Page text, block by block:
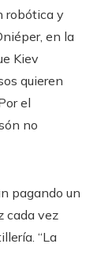
robótica y
en la
Kiev
quieren
el
no
pagando un
cada vez
“La